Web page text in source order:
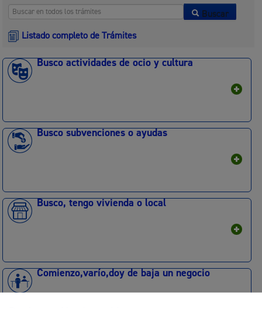
Buscar
Listado completo de Trámites
Busco actividades de ocio y cultura
Busco subvenciones o ayudas
Busco, tengo vivienda o local
Comienzo,varío,doy de baja un negocio